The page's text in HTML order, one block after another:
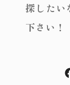
探したい
下さい！